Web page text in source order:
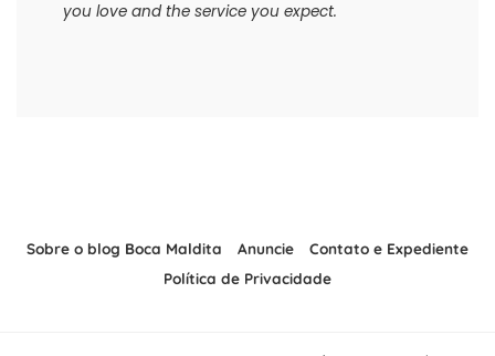
you love and the service you expect.
Sobre o blog Boca Maldita Anuncie
Contato e Expediente
Política de Privacidade